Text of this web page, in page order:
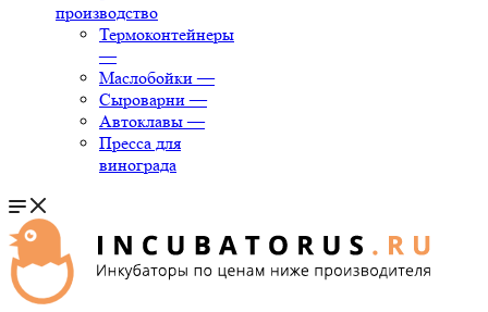
производство
Термоконтейнеры
—
Маслобойки —
Сыроварни —
Автоклавы —
Пресса для
винограда